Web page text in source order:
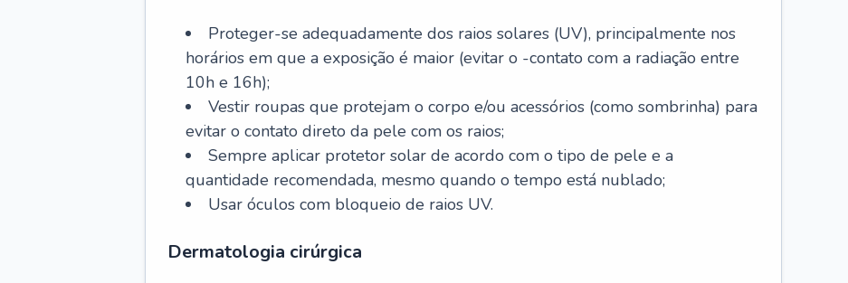
Proteger-se adequadamente dos raios solares (UV), principalmente nos
horários em que a exposição é maior (evitar o -contato com a radiação entre
10h e 16h);
Vestir roupas que protejam o corpo e/ou acessórios (como sombrinha) para
evitar o contato direto da pele com os raios;
Sempre aplicar protetor solar de acordo com o tipo de pele e a
quantidade recomendada, mesmo quando o tempo está nublado;
Usar óculos com bloqueio de raios UV.
Dermatologia cirúrgica